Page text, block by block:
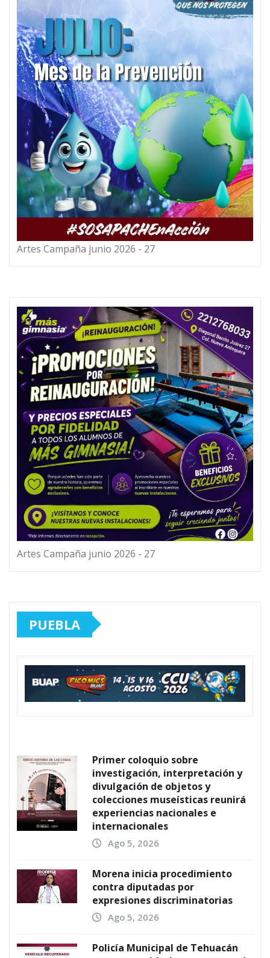
Artes Campaña junio 2026 - 27
Artes Campaña junio 2026 - 27
PUEBLA
Primer coloquio sobre
investigación, interpretación y
divulgación de objetos y
colecciones museísticas reunirá
experiencias nacionales e
internacionales
Ago 5, 2026
Morena inicia procedimiento
contra diputadas por
expresiones discriminatorias
Ago 5, 2026
Policía Municipal de Tehuacán